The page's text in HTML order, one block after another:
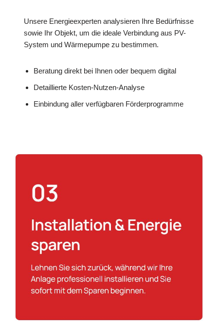
Unsere Energieexperten analysieren Ihre Bedürfnisse
sowie Ihr Objekt, um die ideale Verbindung aus PV-
System und Wärmepumpe zu bestimmen.
Beratung direkt bei Ihnen oder bequem digital
Detaillierte Kosten-Nutzen-Analyse
Einbindung aller verfügbaren Förderprogramme